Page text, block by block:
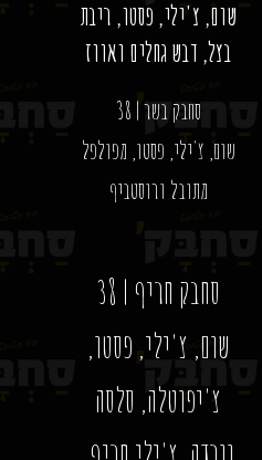
שום, צ'ילי, פסטו, ריבת
בצל, דבש גחלים ואווז
סחבק בשר | 38
שום, צ'ילי, פסטו, מפולפל
מתובל ורוסטביף
סחבק חריף | 38
שום, צ'ילי, פסטו,
צ'יפוטלה, סלסה